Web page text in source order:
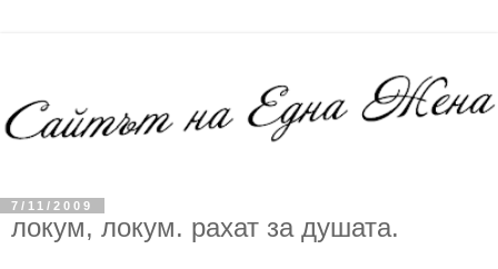
7/11/2009
локум, локум. рахат за душата.